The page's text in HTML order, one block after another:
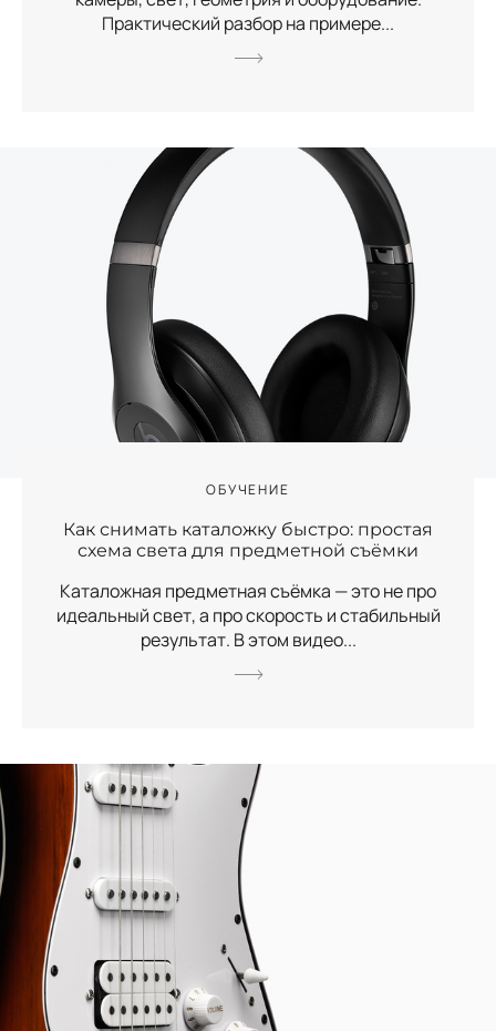
Практический разбор на примере...
ОБУЧЕНИЕ
Как снимать каталожку быстро: простая
схема света для предметной съёмки
Каталожная предметная съёмка — это не про
идеальный свет, а про скорость и стабильный
результат. В этом видео...